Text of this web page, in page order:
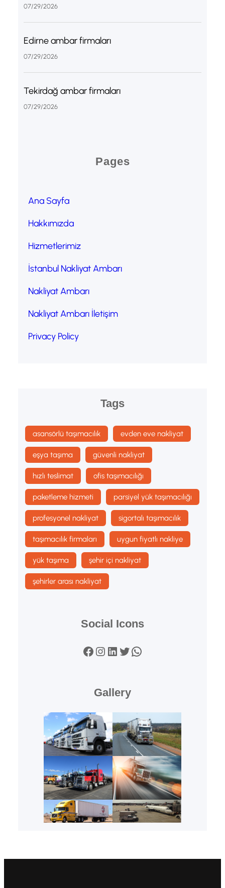
07/29/2026
Edirne ambar firmaları
07/29/2026
Tekirdağ ambar firmaları
07/29/2026
Pages
Ana Sayfa
Hakkımızda
Hizmetlerimiz
İstanbul Nakliyat Ambarı
Nakliyat Ambarı
Nakliyat Ambarı İletişim
Privacy Policy
Tags
asansörlü taşımacılık evden eve nakliyat
eşya taşıma güvenli nakliyat
hızlı teslimat ofis taşımacılığı
paketleme hizmeti parsiyel yük taşımacılığı
profesyonel nakliyat sigortalı taşımacılık
taşımacılık firmaları uygun fiyatlı nakliye
yük taşıma şehir içi nakliyat
şehirler arası nakliyat
Social Icons
Facebook Instagram LinkedIn Twitter WhatsApp
Gallery